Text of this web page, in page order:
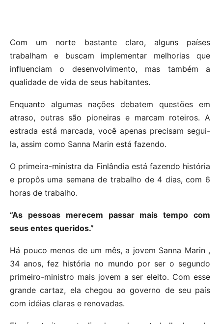
Com um norte bastante claro, alguns países
trabalham e buscam implementar melhorias que
influenciam o desenvolvimento, mas também a
qualidade de vida de seus habitantes.
Enquanto algumas nações debatem questões em
atraso, outras são pioneiras e marcam roteiros. A
estrada está marcada, você apenas precisam segui-
la, assim como Sanna Marin está fazendo.
O primeira-ministra da Finlândia está fazendo história
e propôs uma semana de trabalho de 4 dias, com 6
horas de trabalho.
“As pessoas merecem passar mais tempo com
seus entes queridos.”
Há pouco menos de um mês, a jovem Sanna Marin ,
34 anos, fez história no mundo por ser o segundo
primeiro-ministro mais jovem a ser eleito. Com esse
grande cartaz, ela chegou ao governo de seu país
com idéias claras e renovadas.